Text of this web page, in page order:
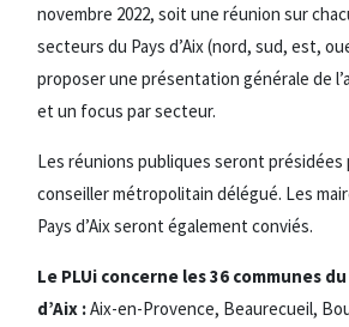
novembre 2022, soit une réunion sur
secteurs du Pays d’Aix (nord, sud, est,
proposer une présentation générale de
et un focus par secteur.
Les réunions publiques seront présidées
conseiller métropolitain délégué. Les
Pays d’Aix seront également conviés.
Le PLUi concerne les 36 communes
d’Aix :Aix-en-Provence, Beaurecueil,